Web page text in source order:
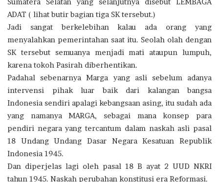
Sumatera Selatan yang selanjutnya disebut LEMBAGA
ADAT ( lihat butir bagian tiga SK tersebut.)
Jadi sangat berkelebihan kalau ada orang yang
menyalahkan pemerintahan saat itu. Seolah olah dengan
SK tersebut semuanya menjadi mati ataupun lumpuh,
karena tokoh Pasirah diberhentikan.
Padahal sebenarnya Marga yang asli sebelum adanya
intervensi pihak luar baik dari kalangan bangsa
Indonesia sendiri apalagi kebangsaan asing, itu sudah ada
yang namanya MARGA, sebagai mana konsep para
pendiri negara yang tercantum dalam naskah asli pasal
18 Undang Undang Dasar Negara Kesatuan Republik
Indonesia 1945.
Dan diperjelas lagi oleh pasal 18 B ayat 2 UUD NKRI
tahun 1945. Naskah perubahan konstitusi era Reformasi.